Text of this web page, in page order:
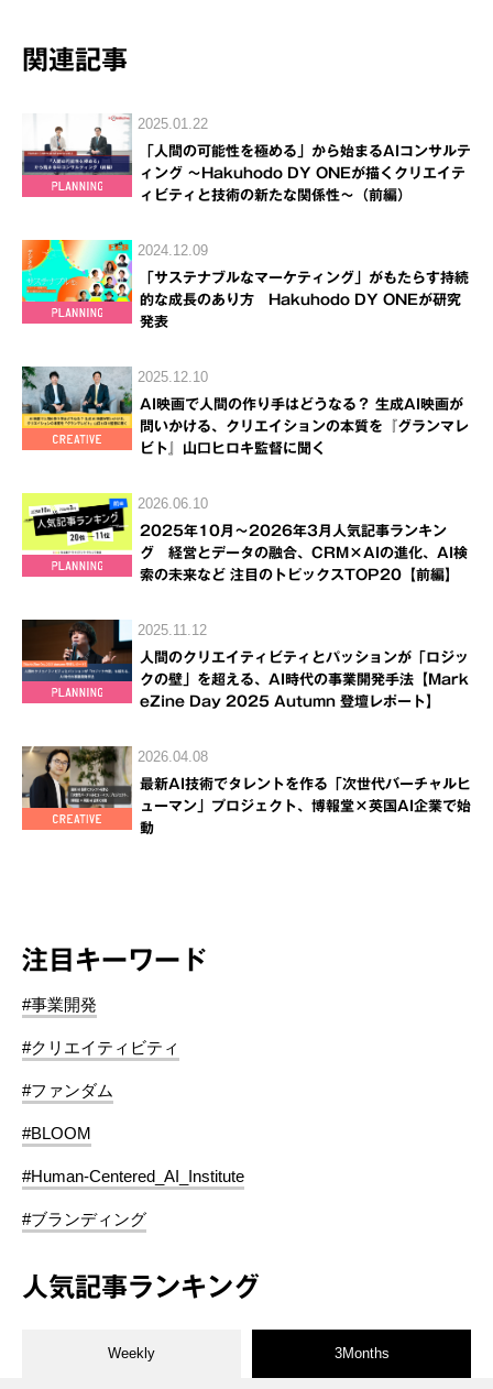
関連記事
2025.01.22
「人間の可能性を極める」から始まるAIコンサルテ
ィング ～Hakuhodo DY ONEが描くクリエイテ
ィビティと技術の新たな関係性～（前編）
2024.12.09
「サステナブルなマーケティング」がもたらす持続
的な成長のあり方 Hakuhodo DY ONEが研究
発表
2025.12.10
AI映画で人間の作り手はどうなる？ 生成AI映画が
問いかける、クリエイションの本質を『グランマレ
ビト』山口ヒロキ監督に聞く
2026.06.10
2025年10月～2026年3月人気記事ランキン
グ 経営とデータの融合、CRM×AIの進化、AI検
索の未来など 注目のトピックスTOP20【前編】
2025.11.12
人間のクリエイティビティとパッションが「ロジッ
クの壁」を超える、AI時代の事業開発手法【Mark
eZine Day 2025 Autumn 登壇レポート】
2026.04.08
最新AI技術でタレントを作る「次世代バーチャルヒ
ューマン」プロジェクト、博報堂×英国AI企業で始
動
注目キーワード
#事業開発
#クリエイティビティ
#ファンダム
#BLOOM
#Human-Centered_AI_Institute
#ブランディング
人気記事ランキング
Weekly 3Months